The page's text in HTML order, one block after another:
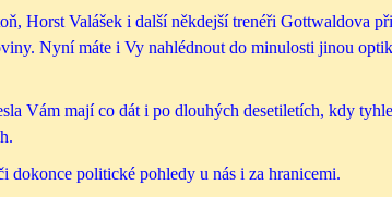
Horst Valášek i další někdejší trenéři Gottwaldova
Nyní máte i Vy nahlédnout do minulosti jinou
Vám mají co dát i po dlouhých desetiletích, kdy
dokonce politické pohledy u nás i za hranicemi.